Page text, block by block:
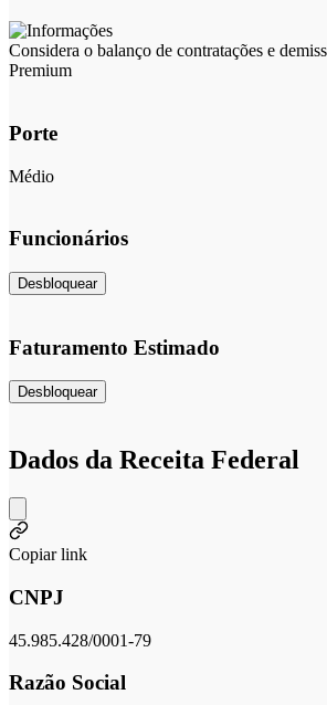
Considera o balanço de contratações e
Premium
Porte
Médio
Funcionários
Desbloquear
Faturamento Estimado
Desbloquear
Dados da Receita Federal
Copiar link
CNPJ
45.985.428/0001-79
Razão Social